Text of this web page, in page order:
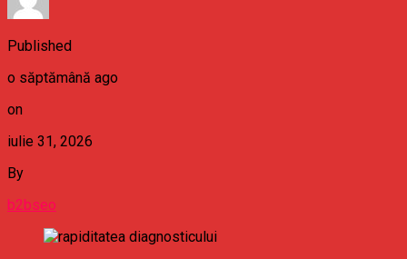
Published
o săptămână ago
on
iulie 31, 2026
By
b2bseo